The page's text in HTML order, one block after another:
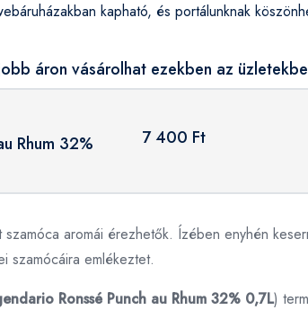
kapható, és portálunknak
áron vásárolhat ezekben az
Rhum 32%
7 400 Ft
aromái érezhetők. Ízében enyhén
szamócáira emlékeztet.
Ronssé Punch au Rhum 32% 0,7L)